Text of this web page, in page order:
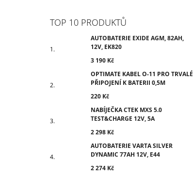
TOP 10 PRODUKTŮ
AUTOBATERIE EXIDE AGM, 82AH,
12V, EK820
3 190 Kč
OPTIMATE KABEL O-11 PRO TRVALÉ
PŘIPOJENÍ K BATERII 0,5M
220 Kč
NABÍJEČKA CTEK MXS 5.0
TEST&CHARGE 12V, 5A
2 298 Kč
AUTOBATERIE VARTA SILVER
DYNAMIC 77AH 12V, E44
2 274 Kč